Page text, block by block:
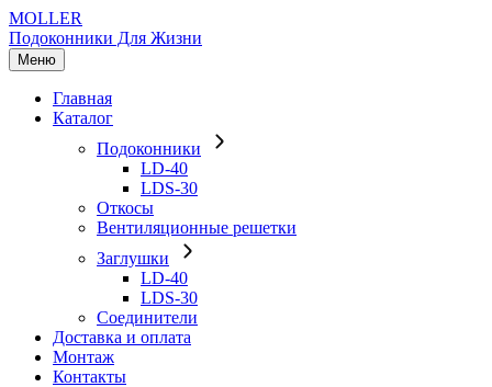
MOLLER
Подоконники Для Жизни
Меню
Главная
Каталог
Подоконники
LD-40
LDS-30
Откосы
Вентиляционные решетки
Заглушки
LD-40
LDS-30
Соединители
Доставка и оплата
Монтаж
Контакты